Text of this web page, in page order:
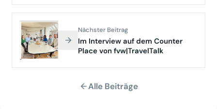
Nächster Beitrag
Im Interview auf dem Counter
Place von fvw|TravelTalk
Alle Beiträge